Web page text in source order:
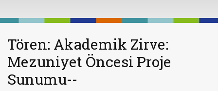
Tören: Akademik Zirve:
Mezuniyet Öncesi Proje
Sunumu--